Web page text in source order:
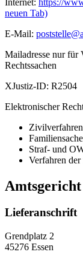
neuen Tab)
E-Mail:
Mailadresse nur für
Rechtssachen
XJustiz-ID: R2504
Elektronischer
Zivilverfahren
Straf- und
Verfahren
Amtsgericht
Lieferanschrift
Grendplatz 2
45276 Essen